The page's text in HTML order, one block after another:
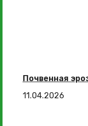
Почвенная
11.04.2026